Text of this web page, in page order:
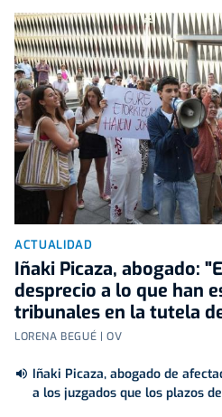
ACTUALIDAD
Iñaki Picaza, abogado:
desprecio a lo que han
tribunales en la tutela
LORENA BEGUÉ | OV
Iñaki Picaza, abogado de
a los juzgados que los plazos